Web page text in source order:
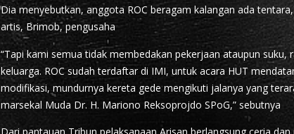
Dia menyebutkan, anggota ROC beragam kalangan ada
artis, Brimob, pengusaha
“Tapi kami semua tidak membedakan pekerjaan ataupun
keluarga. ROC sudah terdaftar di IMI, untuk acara HUT
modifikasi, mundurnya kereta gede mengikuti jalanya yang
marsekal Muda Dr. H. Mariono Reksoprojdo SPoG,” sebutnya